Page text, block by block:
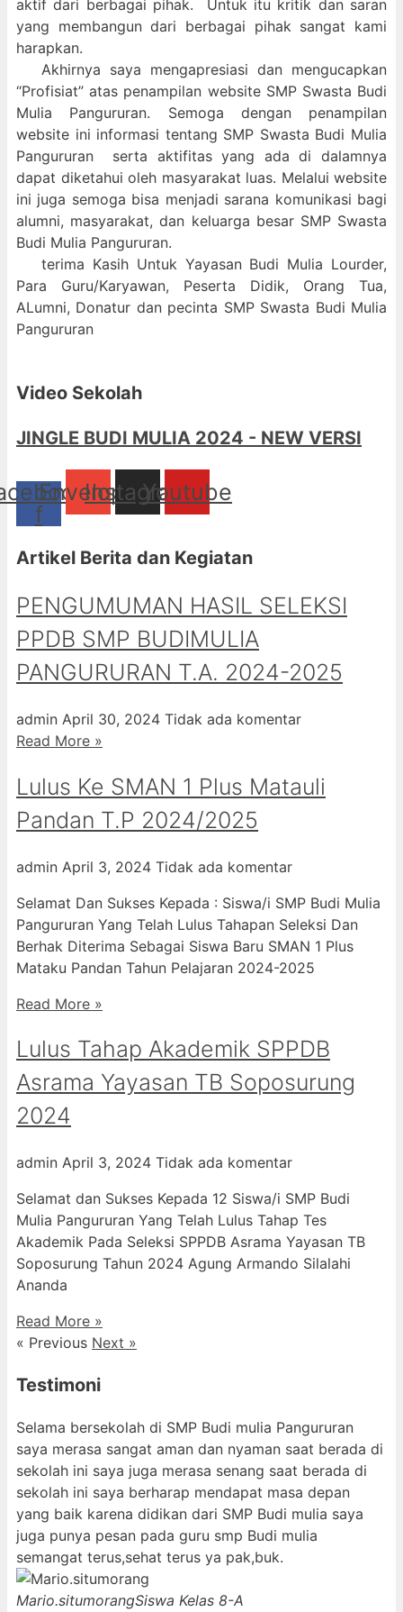
aktif dari berbagai pihak. Untuk itu kritik dan saran
yang membangun dari berbagai pihak sangat kami
harapkan.
Akhirnya saya mengapresiasi dan mengucapkan
“Profisiat” atas penampilan website SMP Swasta Budi
Mulia Pangururan. Semoga dengan penampilan
website ini informasi tentang SMP Swasta Budi Mulia
Pangururan serta aktifitas yang ada di dalamnya
dapat diketahui oleh masyarakat luas. Melalui website
ini juga semoga bisa menjadi sarana komunikasi bagi
alumni, masyarakat, dan keluarga besar SMP Swasta
Budi Mulia Pangururan.
terima Kasih Untuk Yayasan Budi Mulia Lourder,
Para Guru/Karyawan, Peserta Didik, Orang Tua,
ALumni, Donatur dan pecinta SMP Swasta Budi Mulia
Pangururan
Video Sekolah
JINGLE BUDI MULIA 2024 - NEW VERSI
f
Envelope
Instagram
Youtube
Artikel Berita dan Kegiatan
PENGUMUMAN HASIL SELEKSI
PPDB SMP BUDIMULIA
PANGURURAN T.A. 2024-2025
admin April 30, 2024 Tidak ada komentar
Read More »
Lulus Ke SMAN 1 Plus Matauli
Pandan T.P 2024/2025
admin April 3, 2024 Tidak ada komentar
Selamat Dan Sukses Kepada : Siswa/i SMP Budi Mulia
Pangururan Yang Telah Lulus Tahapan Seleksi Dan
Berhak Diterima Sebagai Siswa Baru SMAN 1 Plus
Mataku Pandan Tahun Pelajaran 2024-2025
Read More »
Lulus Tahap Akademik SPPDB
Asrama Yayasan TB Soposurung
2024
admin April 3, 2024 Tidak ada komentar
Selamat dan Sukses Kepada 12 Siswa/i SMP Budi
Mulia Pangururan Yang Telah Lulus Tahap Tes
Akademik Pada Seleksi SPPDB Asrama Yayasan TB
Soposurung Tahun 2024 Agung Armando Silalahi
⁠Ananda
Read More »
« Previous Next »
Testimoni
Selama bersekolah di SMP Budi mulia Pangururan
saya merasa sangat aman dan nyaman saat berada di
sekolah ini saya juga merasa senang saat berada di
sekolah ini saya berharap mendapat masa depan
yang baik karena didikan dari SMP Budi mulia saya
juga punya pesan pada guru smp Budi mulia
semangat terus,sehat terus ya pak,buk.
Mario.situmorangSiswa Kelas 8-A